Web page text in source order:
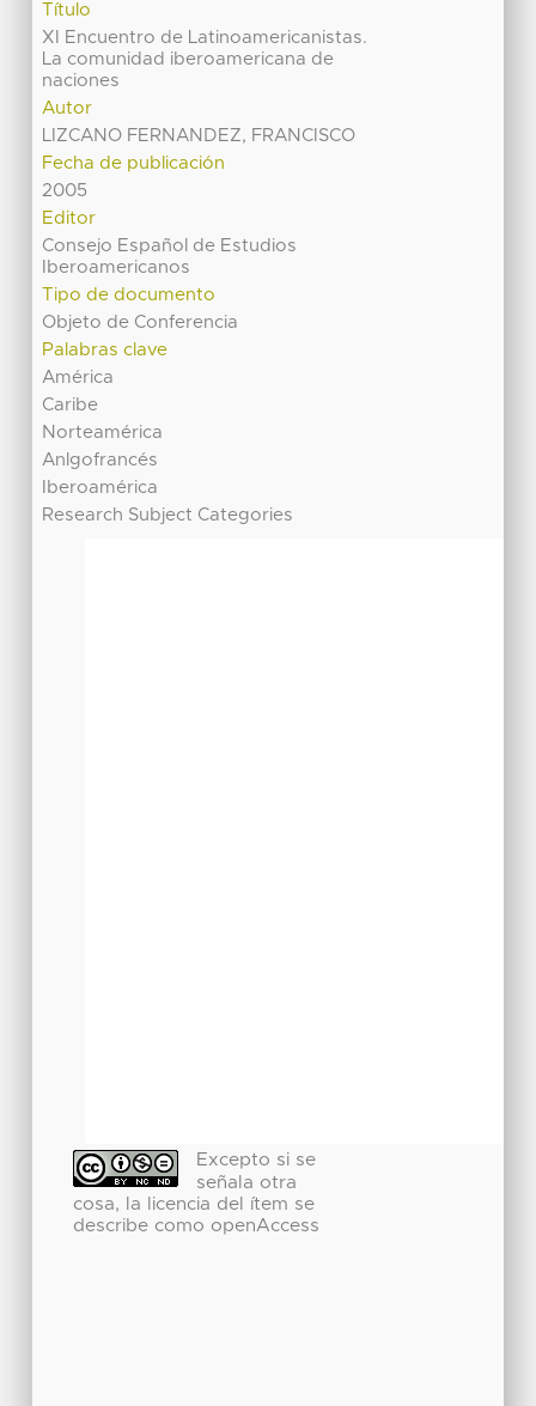
Título
XI Encuentro de Latinoamericanistas.
La comunidad iberoamericana de
naciones
Autor
LIZCANO FERNANDEZ, FRANCISCO
Fecha de publicación
2005
Editor
Consejo Español de Estudios
Iberoamericanos
Tipo de documento
Objeto de Conferencia
Palabras clave
América
Caribe
Norteamérica
Anlgofrancés
Iberoamérica
Research Subject Categories
Excepto si se
señala otra
cosa, la licencia del ítem se
describe como openAccess